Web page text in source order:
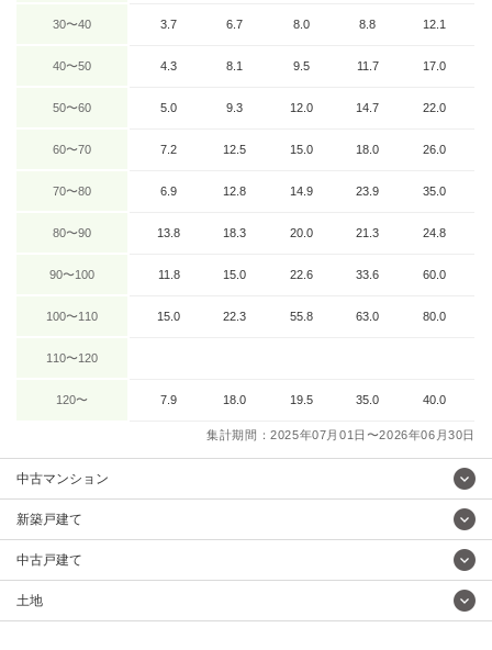
30〜40 3.7 6.7 8.0 8.8 12.1
40〜50 4.3 8.1 9.5 11.7 17.0
50〜60 5.0 9.3 12.0 14.7 22.0
60〜70 7.2 12.5 15.0 18.0 26.0
70〜80 6.9 12.8 14.9 23.9 35.0
80〜90 13.8 18.3 20.0 21.3 24.8
90〜100 11.8 15.0 22.6 33.6 60.0
100〜110 15.0 22.3 55.8 63.0 80.0
110〜120
120〜 7.9 18.0 19.5 35.0 40.0
集計期間：2025年07月01日〜2026年06月30日
中古マンション
新築戸建て
中古戸建て
土地